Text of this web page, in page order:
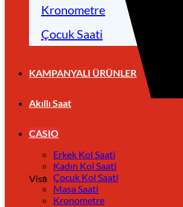
Visa
Kronometre
Çocuk Saati
KAMPANYALI ÜRÜNLER
Akıllı Saat
CASIO
Erkek Kol Saati
Kadın Kol Saati
Çocuk Kol Saati
Masa Saati
Kronometre